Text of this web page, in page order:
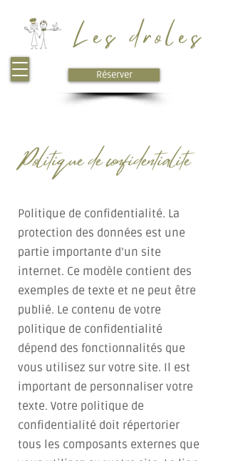
Les drôles
Réserver
Politique de confidentialité
Politique de confidentialité. La
protection des données est une
partie importante d’un site
internet. Ce modèle contient des
exemples de texte et ne peut être
publié. Le contenu de votre
politique de confidentialité
dépend des fonctionnalités que
vous utilisez sur votre site. Il est
important de personnaliser votre
texte. Votre politique de
confidentialité doit répertorier
tous les composants externes que